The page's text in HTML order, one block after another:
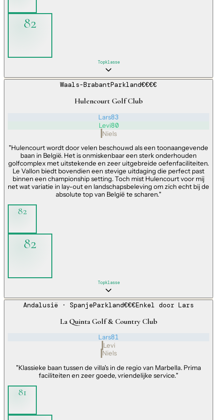
82
Topklasse
Waals-BrabantParkland€€€€
Hulencourt Golf Club
Lars83
Levi80
Niels
"Hulencourt wordt door velen beschouwd als een toonaangevende
baan in België. Het is onmiskenbaar een sterk onderhouden
golfcomplex met uitstekende en zeer uitgebreide oefenfaciliteiten.
Le Vallon biedt bovendien een stevige uitdaging die perfect past
binnen een championship setting. Toch mist Hulencourt voor mij
net wat variatie in lay-out en landschapsbeleving om zich echt bij de
absolute top van België te scharen."
82
82
Topklasse
Andalusië · SpanjeParkland€€€Enkel door Lars
La Quinta Golf & Country Club
Lars81
Levi
Niels
"Klassieke baan tussen de villa's in de regio van Marbella. Prima
faciliteiten en zeer goede, vriendelijke service."
81